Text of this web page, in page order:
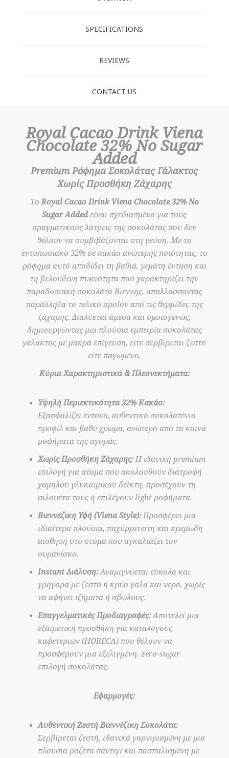
SPECIFICATIONS
REVIEWS
CONTACT US
Royal Cacao Drink Viena
Chocolate 32% No Sugar
Added
Premium Ρόφημα Σοκολάτας Γάλακτος
Χωρίς Προσθήκη Ζάχαρης
ΤοRoyal Cacao Drink Viena Chocolate 32% No
Sugar Added είναι σχεδιασμένο για τους
πραγματικούς λάτρεις της σοκολάτας που δεν
θέλουν να συμβιβάζονται στη γεύση. Με το
εντυπωσιακό 32% σε κακάο ανώτερης ποιότητας, το
ρόφημα αυτό αποδίδει τη βαθιά, γεμάτη ένταση και
τη βελούδινη πυκνότητα που χαρακτηρίζει την
παραδοσιακή σοκολάτα Βιέννης, απαλλάσσοντας
παράλληλα το τελικό προϊόν από τις θερμίδες της
ζάχαρης. Διαλύεται άμεσα και ομοιογενώς,
δημιουργώντας μια πλούσια εμπειρία σοκολάτας
γάλακτος με μακρά επίγευση, είτε σερβίρεται ζεστό
είτε παγωμένο.
Κύρια Χαρακτηριστικά & Πλεονεκτήματα:
Υψηλή Περιεκτικότητα 32% Κακάο:
Εξασφαλίζει έντονο, αυθεντικό σοκολατένιο
προφίλ και βαθύ χρώμα, ανώτερο από τα κοινά
ροφήματα της αγοράς.
Χωρίς Προσθήκη Ζάχαρης:Η ιδανική premium
επιλογή για άτομα που ακολουθούν διατροφή
χαμηλού γλυκαιμικού δείκτη, προσέχουν τη
σιλουέτα τους ή επιλέγουν light ροφήματα.
Βιεννέζικη Υφή (Viena Style):Προσφέρει μια
ιδιαίτερα πλούσια, παχύρρευστη και κρεμώδη
αίσθηση στο στόμα που αγκαλιάζει τον
ουρανίσκο.
Instant Διάλυση:Αναμιγνύεται εύκολα και
γρήγορα με ζεστό ή κρύο γάλα και νερό, χωρίς
να αφήνει ιζήματα ή σβώλους.
Επαγγελματικές Προδιαγραφές:Αποτελεί μια
εξαιρετική προσθήκη για καταλόγους
καφετεριών (HORECA) που θέλουν να
προσφέρουν μια εξελιγμένη, zero-sugar
επιλογή σοκολάτας.
Εφαρμογές:
Αυθεντική Ζεστή Βιεννέζικη Σοκολάτα:
Σερβίρεται ζεστή, ιδανικά γαρνιρισμένη με μια
πλούσια ροζέτα σαντιγί και πασπαλισμένη με